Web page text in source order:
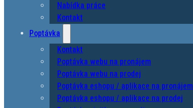
Nabídka práce
Kontakt
Poptávka
Kontakt
Poptávka webu na pronájem
Poptávka webu na prodej
Poptávka eshopu / aplikace na pronájem
Poptávka eshopu / aplikace na prodej